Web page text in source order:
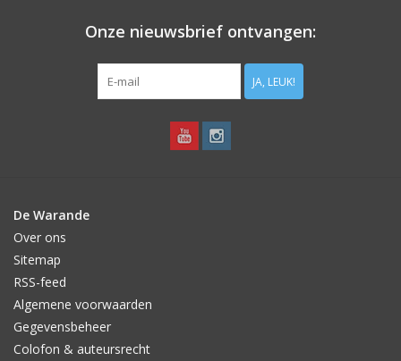
Onze nieuwsbrief ontvangen:
JA, LEUK!
De Warande
Over ons
Sitemap
RSS-feed
Algemene voorwaarden
Gegevensbeheer
Colofon & auteursrecht